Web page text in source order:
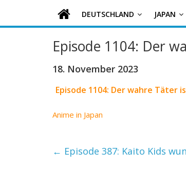
DEUTSCHLAND JAPAN
Episode 1104: Der
18. November 2023
Episode 1104: Der wahre Täter
Anime in Japan
← Episode 387: Kaito Kids